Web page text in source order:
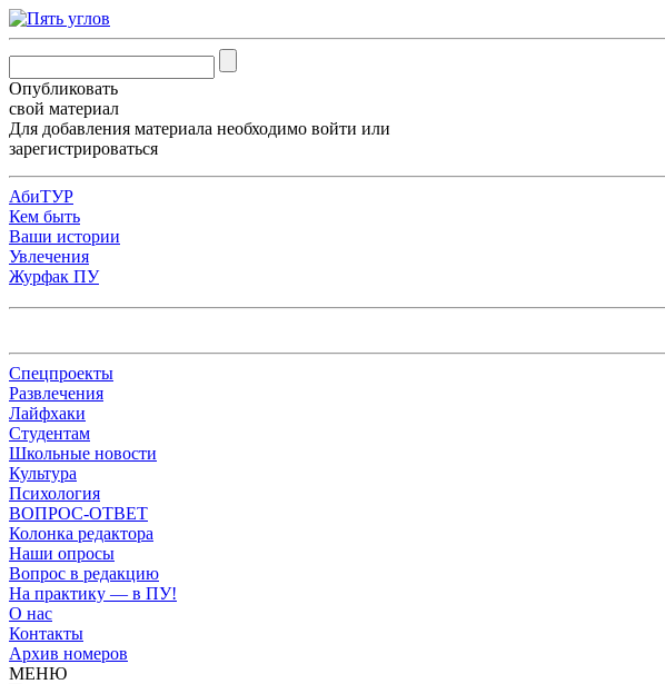
Опубликовать
свой материал
Для добавления материала необходимо войти или
зарегистрироваться
АбиТУР
Кем быть
Ваши истории
Увлечения
Журфак ПУ
Спецпроекты
Развлечения
Лайфхаки
Студентам
Школьные новости
Культура
Психология
ВОПРОС-ОТВЕТ
Колонка редактора
Наши опросы
Вопрос в редакцию
На практику — в ПУ!
О нас
Контакты
Архив номеров
МЕНЮ